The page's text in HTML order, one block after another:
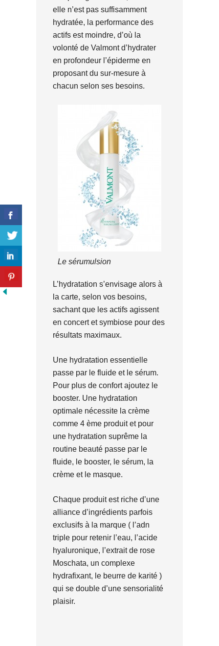
elle n’est pas suffisamment
hydratée, la performance des
actifs est moindre, d’où la
volonté de Valmont d’hydrater
en profondeur l’épiderme en
proposant du sur-mesure à
chacun selon ses besoins.
Le sérumulsion
L’hydratation s’envisage alors à
la carte, selon vos besoins,
sachant que les actifs agissent
en concert et symbiose pour des
résultats maximaux.
Une hydratation essentielle
passe par le fluide et le sérum.
Pour plus de confort ajoutez le
booster. Une hydratation
optimale nécessite la crème
comme 4 ème produit et pour
une hydratation suprême la
routine beauté passe par le
fluide, le booster, le sérum, la
crème et le masque.
Chaque produit est riche d’une
alliance d’ingrédients parfois
exclusifs à la marque ( l’adn
triple pour retenir l’eau, l’acide
hyaluronique, l’extrait de rose
Moschata, un complexe
hydrafixant, le beurre de karité )
qui se double d’une sensorialité
plaisir.